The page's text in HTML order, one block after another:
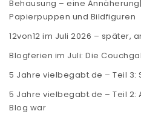
Behausung – eine
Papierpuppen und Bildfiguren
12von12 im Juli 2026 – später,
Blogferien im Juli: Die
5 Jahre vielbegabt.de – Teil 3:
5 Jahre vielbegabt.de – Teil
Blog war